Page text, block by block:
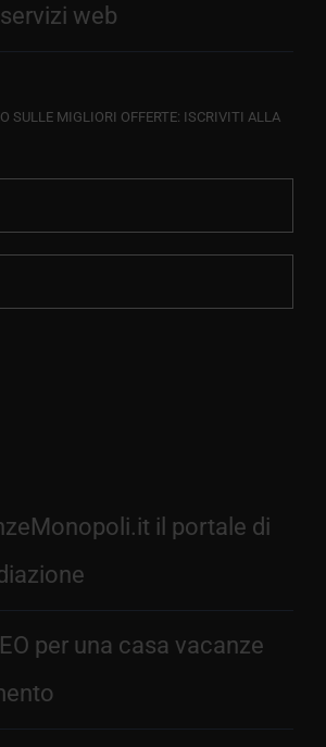
web
SULLE MIGLIORI OFFERTE: ISCRIVITI ALLA
il portale di
per una casa vacanze